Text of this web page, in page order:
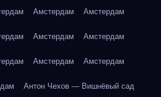
Амстердам Амстердам
Амстердам Амстердам
Амстердам Амстердам
Антон Чехов — Вишнёвый сад